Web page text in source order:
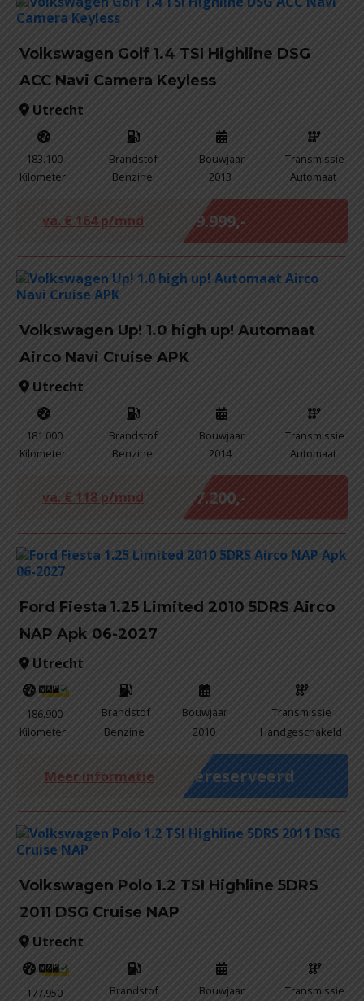
Volkswagen Golf 1.4 TSI Highline DSG
ACC Navi Camera Keyless
Utrecht
183.100
Kilometer
Brandstof
Benzine
Bouwjaar
2013
Transmissie
Automaat
va. € 164p/mnd € 9.999,-
Volkswagen Up! 1.0 high up! Automaat
Airco Navi Cruise APK
Utrecht
181.000
Kilometer
Brandstof
Benzine
Bouwjaar
2014
Transmissie
Automaat
va. € 118 p/mnd € 7.200,-
Ford Fiesta 1.25 Limited 2010 5DRS Airco
NAP Apk 06-2027
Utrecht
186.900
Kilometer
Brandstof
Benzine
Bouwjaar
2010
Transmissie
Handgeschakeld
Meer informatie Gereserveerd
Volkswagen Polo 1.2 TSI Highline 5DRS
2011 DSG Cruise NAP
Utrecht
177.950
Brandstof
Bouwjaar
Transmissie